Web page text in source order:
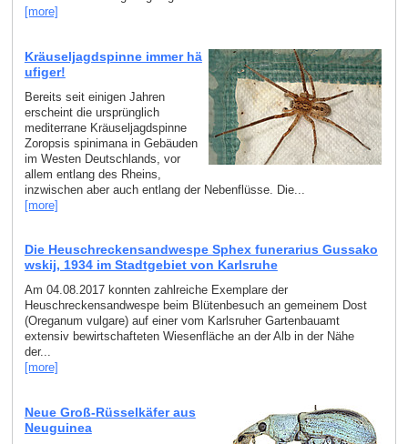
[more]
Kräuseljagdspinne immer hä
ufiger!
Bereits seit einigen Jahren
erscheint die ursprünglich
mediterrane Kräuseljagdspinne
Zoropsis spinimana in Gebäuden
im Westen Deutschlands, vor
allem entlang des Rheins,
inzwischen aber auch entlang der Nebenflüsse. Die...
[more]
Die Heuschreckensandwespe Sphex funerarius Gussako
wskij, 1934 im Stadtgebiet von Karlsruhe
Am 04.08.2017 konnten zahlreiche Exemplare der
Heuschreckensandwespe beim Blütenbesuch an gemeinem Dost
(Oreganum vulgare) auf einer vom Karlsruher Gartenbauamt
extensiv bewirtschafteten Wiesenfläche an der Alb in der Nähe
der...
[more]
Neue Groß-Rüsselkäfer aus
Neuguinea